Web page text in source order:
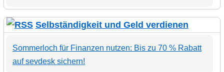
Selbständigkeit und Geld verdienen
Sommerloch für Finanzen nutzen: Bis zu 70 % Rabatt
auf sevdesk sichern!